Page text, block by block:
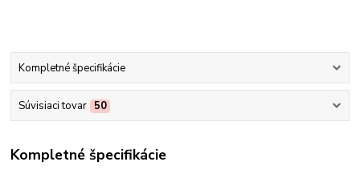
Kompletné špecifikácie
Súvisiaci tovar 50
Kompletné špecifikácie